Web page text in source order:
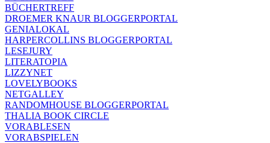
BÜCHERTREFF
DROEMER KNAUR BLOGGERPORTAL
GENIALOKAL
HARPERCOLLINS BLOGGERPORTAL
LESEJURY
LITERATOPIA
LIZZYNET
LOVELYBOOKS
NETGALLEY
RANDOMHOUSE BLOGGERPORTAL
THALIA BOOK CIRCLE
VORABLESEN
VORABSPIELEN